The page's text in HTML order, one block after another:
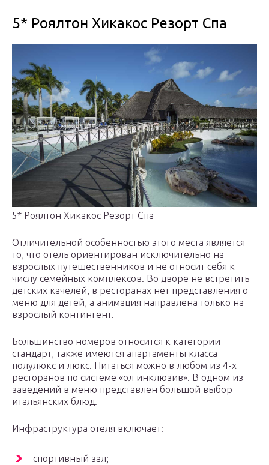
5* Роялтон Хикакос Резорт Спа
5* Роялтон Хикакос Резорт Спа
Отличительной особенностью этого места является
то, что отель ориентирован исключительно на
взрослых путешественников и не относит себя к
числу семейных комплексов. Во дворе не встретить
детских качелей, в ресторанах нет представления о
меню для детей, а анимация направлена только на
взрослый контингент.
Большинство номеров относится к категории
стандарт, также имеются апартаменты класса
полулюкс и люкс. Питаться можно в любом из 4-х
ресторанов по системе «ол инклюзив». В одном из
заведений в меню представлен большой выбор
итальянских блюд.
Инфраструктура отеля включает:
спортивный зал;